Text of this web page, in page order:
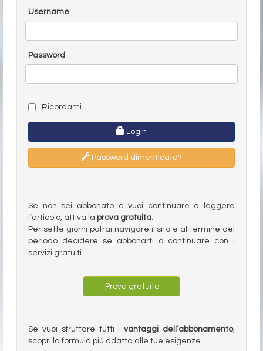
Username
Password
Ricordami
Login
Password dimenticata?
Se non sei abbonato e vuoi continuare a leggere
l’articolo, attiva la prova gratuita.
Per sette giorni potrai navigare il sito e al termine del
periodo decidere se abbonarti o continuare con i
servizi gratuiti.
Prova gratuita
Se vuoi sfruttare tutti ivantaggi dell’abbonamento,
scopri la formula più adatta alle tue esigenze.